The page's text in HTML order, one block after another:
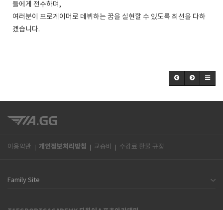
들에게 전수하며,
여러분이 프로게이머로 데뷔하는 꿈을 실현할 수 있도록 최선을 다하
겠습니다.
이용약관 개인정보처리방침 교습비 수강료 환불 규정